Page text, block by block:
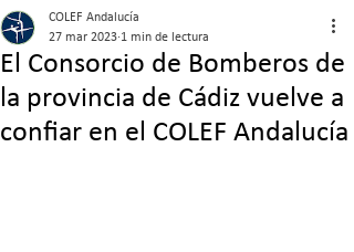
El Consorcio de Bomberos de
la provincia de Cádiz vuelve a
confiar en el COLEF Andalucía
COLEF Andalucía
27 mar 2023 1 min de lectura